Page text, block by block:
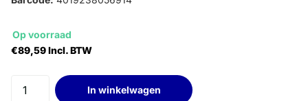
Op voorraad
€89,59 Incl. BTW
In winkelwagen